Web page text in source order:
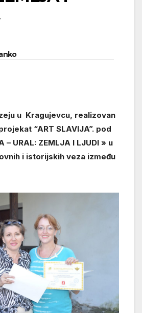
u Kragujevcu, realizovan
“ART SLAVIJA”. pod
– URAL: ZEMLJA I LJUDI » u
i istorijskih veza između